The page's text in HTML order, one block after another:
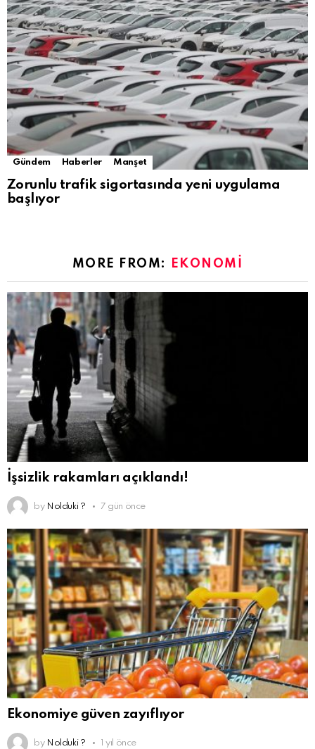
Gündem Haberler Manşet
Zorunlu trafik sigortasında yeni uygulama
başlıyor
MORE FROM: EKONOMI
İşsizlik rakamları açıklandı!
by Nolduki ? 7 gün önce
Ekonomiye güven zayıflıyor
by Nolduki ? 1 yıl önce